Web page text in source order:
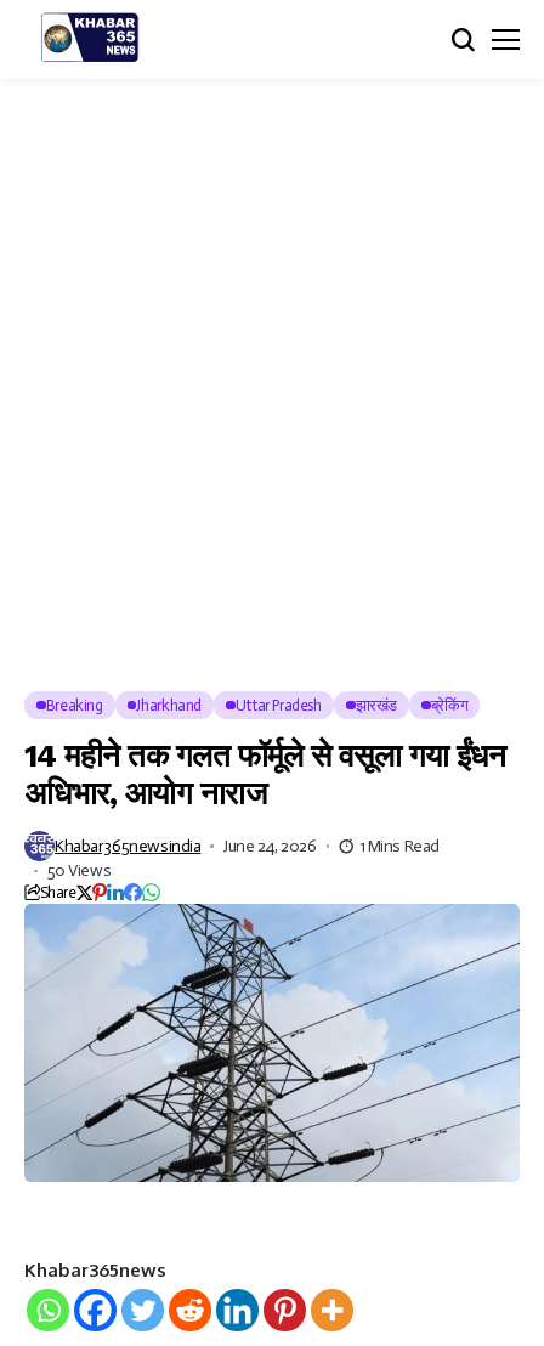
Breaking Jharkhand Uttar Pradesh झारखंड ब्रेकिंग
14 महीने तक गलत फॉर्मूले से वसूला गया ईंधन
अधिभार, आयोग नाराज
Khabar365newsindia June 24, 2026
1 Mins Read
50 Views
Share
Khabar365news